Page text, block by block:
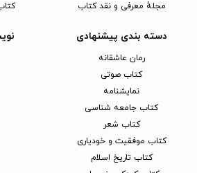
مجلهٔ معرفی و نقد کتاب
دسته بندی پیشنهادی
رمان عاشقانه
کتاب‌ صوتی
نمایشنامه
کتاب جامعه شناسی
کتاب شعر
کتاب موفقیت و خودیاری
کتاب تاریخ اسلام